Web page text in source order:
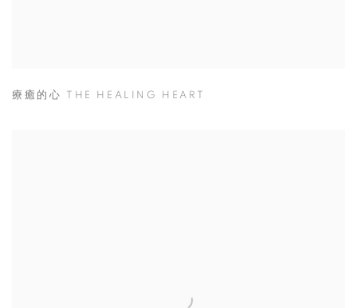
療癒的心 THE HEALING HEART